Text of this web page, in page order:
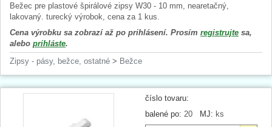
Bežec pre plastové špirálové zipsy W30 - 10 mm, nearetačný,
lakovaný. turecký výrobok, cena za 1 kus.
Cena výrobku sa zobrazí až po prihlásení. Prosím registrujte sa,
alebo prihláste.
Zipsy - pásy, bežce, ostatné > Bežce
číslo tovaru:
balené po: 20 MJ: ks